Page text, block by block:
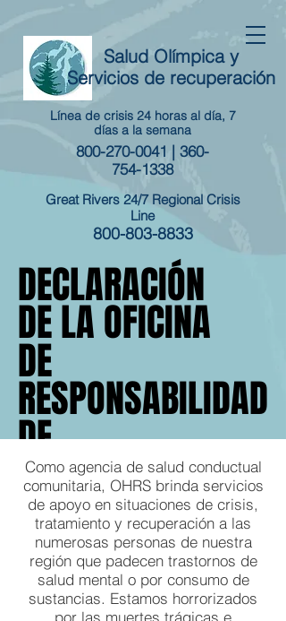
Línea de crisis 24 horas al día, 7
días a la semana
800-270-0041 | 360-
754-1338
Salud Olímpica y
Servicios de recuperación
Great Rivers 24/7 Regional Crisis
Line
800-803-8833
DECLARACIÓN
DE LA OFICINA
DE
RESPONSABILIDAD
DE
SIRVIENTES
DE
HORSES
SOBRE
DECLARACIÓN
DE LA OFICINA
DE
RESPONSABILIDAD
DE
SIRVIENTES
DE
HORSES
SOBRE
Como agencia de salud conductual
comunitaria, OHRS brinda servicios
de apoyo en situaciones de crisis,
tratamiento y recuperación a las
numerosas personas de nuestra
región que padecen trastornos de
salud mental o por consumo de
sustancias. Estamos horrorizados
por las muertes trágicas e